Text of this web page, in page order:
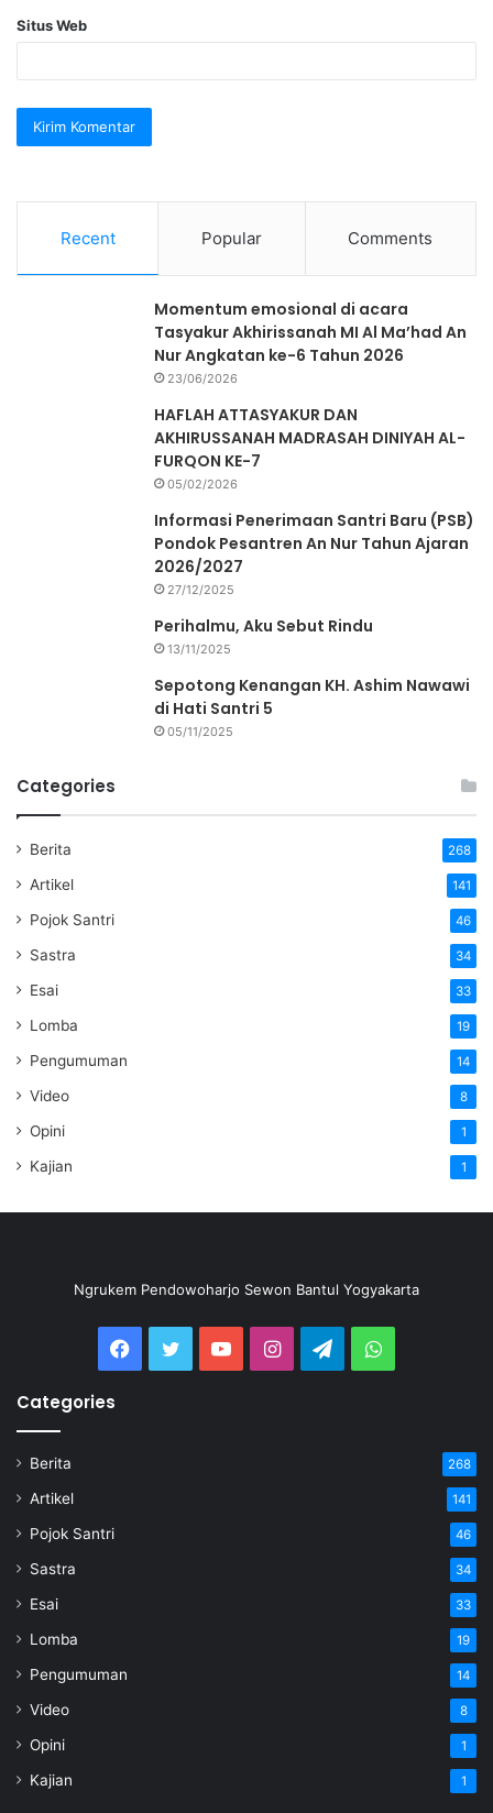
Situs Web
Recent Popular Comments
Momentum emosional di acara
Tasyakur Akhirissanah MI Al Ma’had An
Nur Angkatan ke-6 Tahun 2026
23/06/2026
HAFLAH ATTASYAKUR DAN
AKHIRUSSANAH MADRASAH DINIYAH AL-
FURQON KE-7
05/02/2026
Informasi Penerimaan Santri Baru (PSB)
Pondok Pesantren An Nur Tahun Ajaran
2026/2027
27/12/2025
Perihalmu, Aku Sebut Rindu
13/11/2025
Sepotong Kenangan KH. Ashim Nawawi
di Hati Santri 5
05/11/2025
Categories
Berita 268
Artikel 141
Pojok Santri 46
Sastra 34
Esai 33
Lomba 19
Pengumuman 14
Video 8
Opini 1
Kajian 1
Ngrukem Pendowoharjo Sewon Bantul Yogyakarta
Categories
Berita 268
Artikel 141
Pojok Santri 46
Sastra 34
Esai 33
Lomba 19
Pengumuman 14
Video 8
Opini 1
Kajian 1